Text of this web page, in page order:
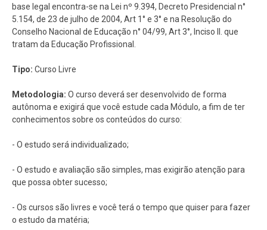
base legal encontra-se na Lei nº 9.394, Decreto Presidencial n°
5.154, de 23 de julho de 2004, Art 1° e 3° e na Resolução do
Conselho Nacional de Educação n° 04/99, Art 3°, Inciso II. que
tratam da Educação Profissional.
Tipo: Curso Livre
Metodologia: O curso deverá ser desenvolvido de forma
autônoma e exigirá que você estude cada Módulo, a fim de ter
conhecimentos sobre os conteúdos do curso:
- O estudo será individualizado;
- O estudo e avaliação são simples, mas exigirão atenção para
que possa obter sucesso;
- Os cursos são livres e você terá o tempo que quiser para fazer
o estudo da matéria;